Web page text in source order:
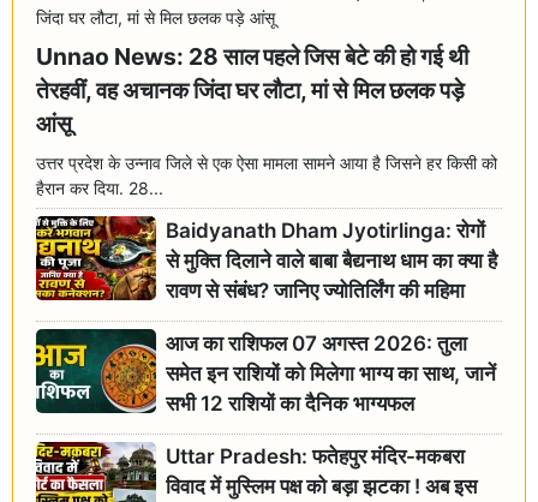
Unnao News: 28 साल पहले जिस बेटे की हो गई थी
तेरहवीं, वह अचानक जिंदा घर लौटा, मां से मिल छलक पड़े
आंसू
उत्तर प्रदेश के उन्नाव जिले से एक ऐसा मामला सामने आया है जिसने हर किसी को
हैरान कर दिया. 28...
Baidyanath Dham Jyotirlinga: रोगों
से मुक्ति दिलाने वाले बाबा बैद्यनाथ धाम का क्या है
रावण से संबंध? जानिए ज्योतिर्लिंग की महिमा
आज का राशिफल 07 अगस्त 2026: तुला
समेत इन राशियों को मिलेगा भाग्य का साथ, जानें
सभी 12 राशियों का दैनिक भाग्यफल
Uttar Pradesh: फतेहपुर मंदिर-मकबरा
विवाद में मुस्लिम पक्ष को बड़ा झटका ! अब इस